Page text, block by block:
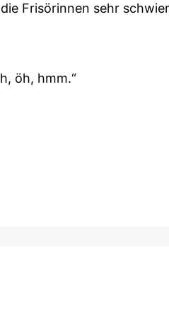
Frisörinnen sehr
öh, hmm.“